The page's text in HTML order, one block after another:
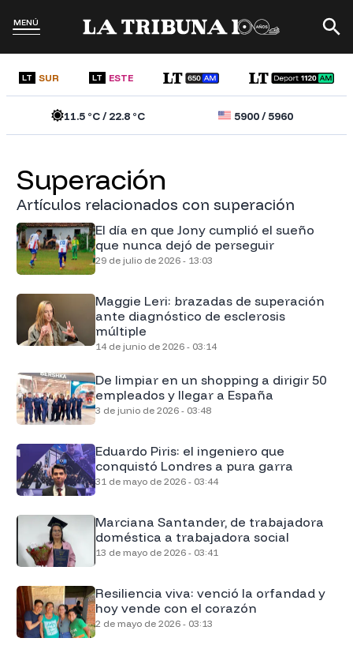
MENÚ
LT SUR LT ESTE
11.5°C /22.8°C 5900/5960
superación
Artículos relacionados con superación
El día en que Jony cumplió el sueño
que nunca dejó de perseguir
29 de julio de 2026 - 13:03
Maggie Leri: brazadas de superación
ante diagnóstico de esclerosis
múltiple
14 de junio de 2026 - 03:14
De limpiar en un shopping a dirigir 50
empleados y llegar a España
3 de junio de 2026 - 03:48
Eduardo Piris: el ingeniero que
conquistó Londres a pura garra
31 de mayo de 2026 - 03:44
Marciana Santander, de trabajadora
doméstica a trabajadora social
13 de mayo de 2026 - 03:41
Resiliencia viva: venció la orfandad y
hoy vende con el corazón
2 de mayo de 2026 - 03:13